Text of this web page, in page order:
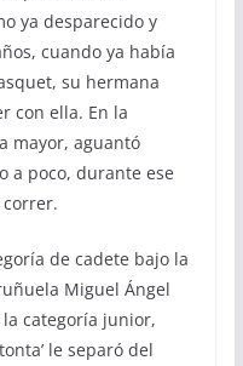
ya desparecido y
cuando ya había
su hermana
con ella. En la
mayor, aguantó
a poco, durante ese
de cadete bajo la
Miguel Ángel
la categoría junior,
le separó del